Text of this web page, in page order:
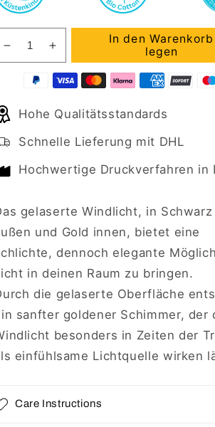
Verringere
die
Menge
Windlicht
geheime
Zutat
ist
Liebe
Erhöhe
die
Menge
Windlicht
geheime
Zutat
ist
Liebe
In den Warenkorb
legen
Hohe Qualitätsstandards
Schnelle Lieferung mit DHL
Hochwertige Druckverfahren in
gelaserte Windlicht, in Schwarz
und Gold innen, bietet eine
dennoch elegante
in deinen Raum zu bringen.
die gelaserte Oberfläche
sanfter goldener Schimmer, der
besonders in Zeiten der
einfühlsame Lichtquelle wirken
Care Instructions